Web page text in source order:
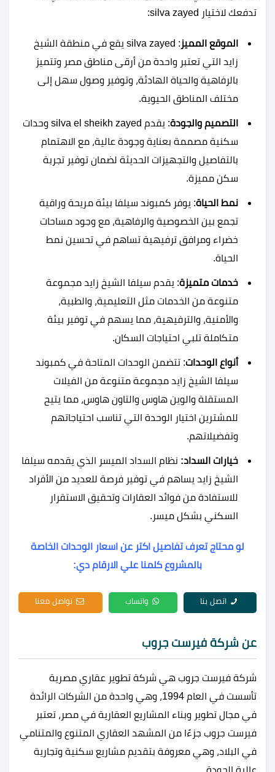
تدفعك لاختيار silva zayed:
الموقع المميز
: silva zayed يقع في منطقة الشيخ
زايد التي تعتبر واحدة من أرقى مناطق مصر وتتميز
بالرفاهية والحياة الهادئة، وتوفير وصول سهل إلى
مختلف المناطق الحيوية.
التصميم والجودة
: يقدم silva el sheikh zayed وحدات
سكنية مصممة بعناية وجودة عالية، مع الاهتمام
بالتفاصيل والتجهيزات الحديثة لضمان توفير تجربة
سكن مميزة.
نمط الحياة: يوفر كمبوند سيلفا بيئة مريحة وراقية
تجمع بين الخصوصية والرفاهية، مع وجود مساحات
خضراء ومرافق ترفيهية تساهم في تحسين نمط
الحياة.
خدمات متميزة: يقدم سيلفا الشيخ زايد مجموعة
متنوعة من الخدمات مثل التعليمية، والطبية،
والأمنية، والترفيهية، مما يسهم في توفير بيئة
متكاملة تلبي احتياجات السكان.
أنواع الوحدات: تتضمن الوحدات المتاحة في كمبوند
سيلفا الشيخ زايد مجموعة متنوعة من الفيلات
المستقلة والوين هاوس والتاون هاوس، مما يتيح
للمشترين اختيار الوحدة التي تناسب احتياجاتهم
وتفضيلاتهم.
خيارات السداد: نظام السداد الميسر الذي يقدمه سيلفا
الشيخ زايد يساهم في توفير فرصة للعديد من الأفراد
للاستفادة من فوائد العقارات وتحقيق الاستقرار
السكني بشكل ميسر.
لو محتاج تعرف تفاصيل اكتر عن اسعار الوحدات الخاصة
بالمشروع كلمنا علي الارقام دي:
اتصل بنا واتساب تواصل معنا
عن شركة فيرست جروب
شركة فيرست جروب هي شركة تطوير عقاري مصرية
تأسست في العام 1994، وهي واحدة من الشركات الرائدة
في مجال تطوير وبناء المشاريع العقارية في مصر، تعتبر
فيرست جروب جزءًا من المشهد العقاري المتنوع والمتنامي
في البلاد، وهي معروفة بتقديم مشاريع سكنية وتجارية
عالية الجودة.